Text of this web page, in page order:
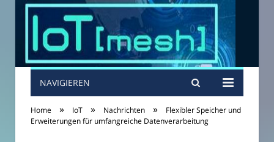
NAVIGIEREN
Home » IoT » Nachrichten »
Flexibler Speicher und
Erweiterungen für umfangreiche Datenverarbeitung